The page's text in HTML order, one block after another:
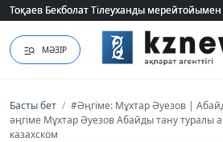
Тоқаев Бекболат Тілеуханды
Тоқаев Бекболат Тілеуханды
МӘЗІР
Басты бет / #Әңгіме: Мұхтар Әуезов |
әңгіме Мұхтар Әуезов Абайды тану туралы
казахском